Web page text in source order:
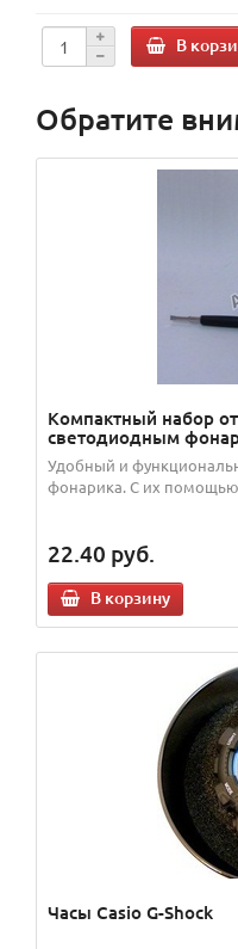
В
Обратите
Компактный набор
светодиодным
Удобный и
фонарика. С их помощью
22.40 руб.
В корзину
Часы Casio G-Shock